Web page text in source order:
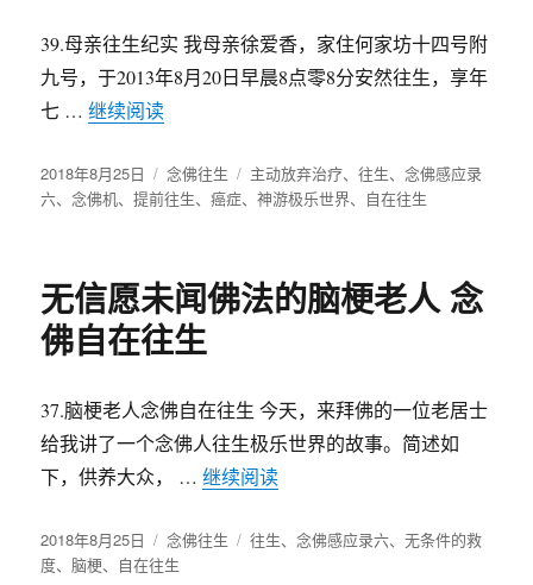
39.母亲往生纪实 我母亲徐爱香，家住何家坊十四号附
九号，于2013年8月20日早晨8点零8分安然往生，享年
七 …继续阅读
发
布
2018年8月25日
分
类
念佛往生
标
签
主动放弃治疗、往生、念佛感应录
六、念佛机、提前往生、癌症、神游极乐世界、 自在往生
无信愿未闻佛法的脑梗老人 念
佛自在往生
37.脑梗老人念佛自在往生 今天，来拜佛的一位老居士
给我讲了一个念佛人往生极乐世界的故事。简述如
下，供养大众， …继续阅读
发
布
2018年8月25日
分
类
念佛往生
标
往生、念佛感应录六、无条件的救
度、脑梗、 自在往生